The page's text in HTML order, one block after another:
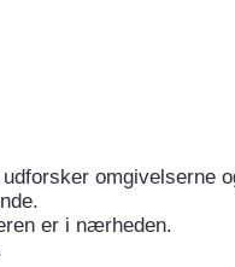
omgivelserne
er i nærheden.